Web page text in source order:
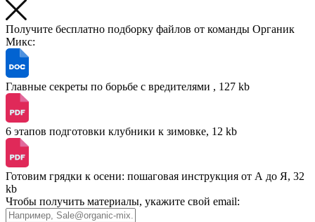
Получите бесплатно подборку файлов от команды Органик
Микс:
Главные секреты по борьбе с вредителями , 127 kb
6 этапов подготовки клубники к зимовке, 12 kb
Готовим грядки к осени: пошаговая инструкция от А до Я, 32
kb
Чтобы получить материалы, укажите свой email: